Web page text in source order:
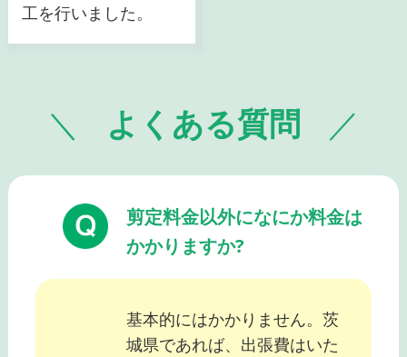
工を行いました。
よくある質問
剪定料金以外になにか料金は
かかりますか?
基本的にはかかりません。茨
城県であれば、出張費はいた